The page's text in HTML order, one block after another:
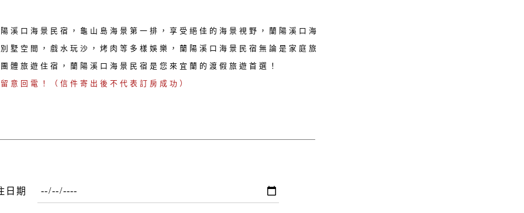
溪口海景民宿，龜山島海景第一排，享受絕佳的海景視野，蘭陽溪口海
墅空間，戲水玩沙，烤肉等多樣娛樂，蘭陽溪口海景民宿無論是家庭旅
體旅遊住宿，蘭陽溪口海景民宿是您來宜蘭的渡假旅遊首選！
意回電！（信件寄出後不代表訂房成功）
日期